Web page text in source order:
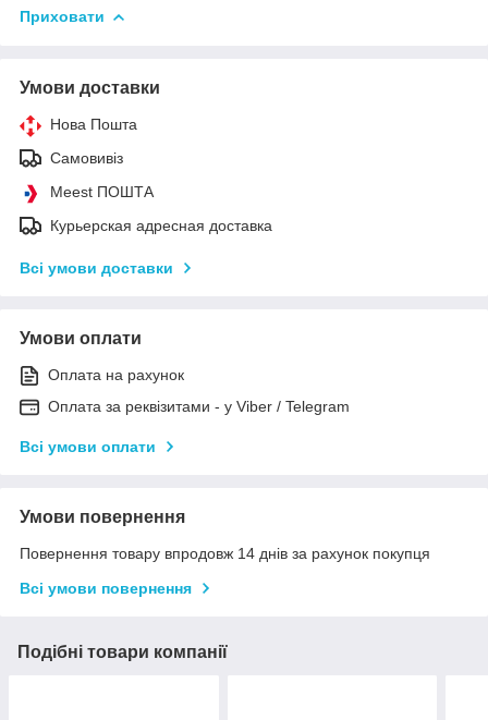
Приховати
Умови доставки
Нова Пошта
Самовивіз
Meest ПОШТА
Курьерская адресная доставка
Всі умови доставки
Умови оплати
Оплата на рахунок
Оплата за реквізитами - у Viber / Telegram
Всі умови оплати
Умови повернення
Повернення товару впродовж 14 днів за рахунок покупця
Всі умови повернення
Подібні товари компанії